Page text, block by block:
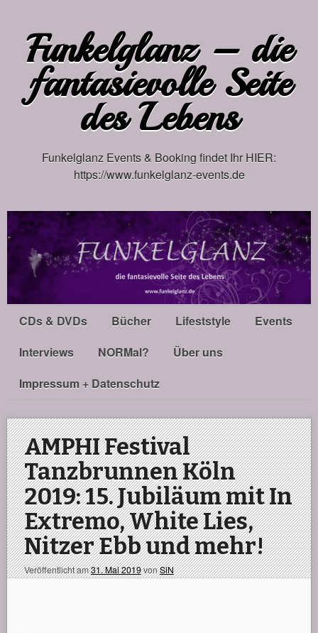
Funkelglanz – die
fantasievolle Seite
des Lebens
Funkelglanz Events & Booking findet Ihr HIER:
https://www.funkelglanz-events.de
CDs & DVDs Bücher Lifeststyle
Events
Interviews
NORMal?
Über uns
Impressum + Datenschutz
AMPHI Festival
Tanzbrunnen Köln
2019: 15. Jubiläum mit In
Extremo, White Lies,
Nitzer Ebb und mehr!
Veröffentlicht am31. Mai 2019vonSiN